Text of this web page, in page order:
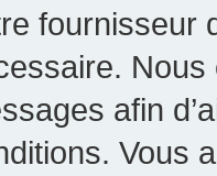
fournisseur
Nous
afin
Vous